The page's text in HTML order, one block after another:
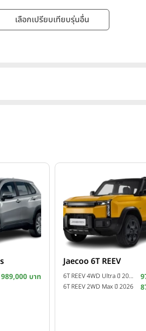
เลือกเปรียบเทียบรุ่นอื่น
989,000 บาท
Jaecoo 6T REEV
6T REEV 4WD Ultra ปี 2026
6T REEV 2WD Max ปี 2026